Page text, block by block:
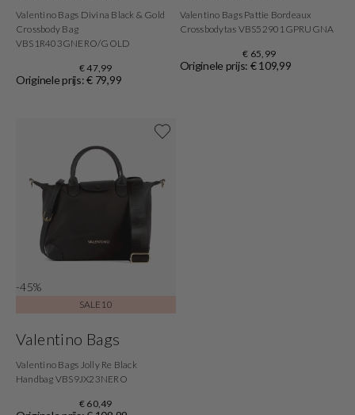
Valentino Bags Divina Black & Gold
Crossbody Bag
VBS1R403GNERO/GOLD
€ 47,99
Originele prijs: € 79,99
Valentino Bags Pattie Bordeaux
Crossbodytas VBS52901GPRUGNA
€ 65,99
Originele prijs: € 109,99
-45%
SALE10
Valentino Bags
Valentino Bags Jolly Re Black
Handbag VBS9JX23NERO
€ 60,49